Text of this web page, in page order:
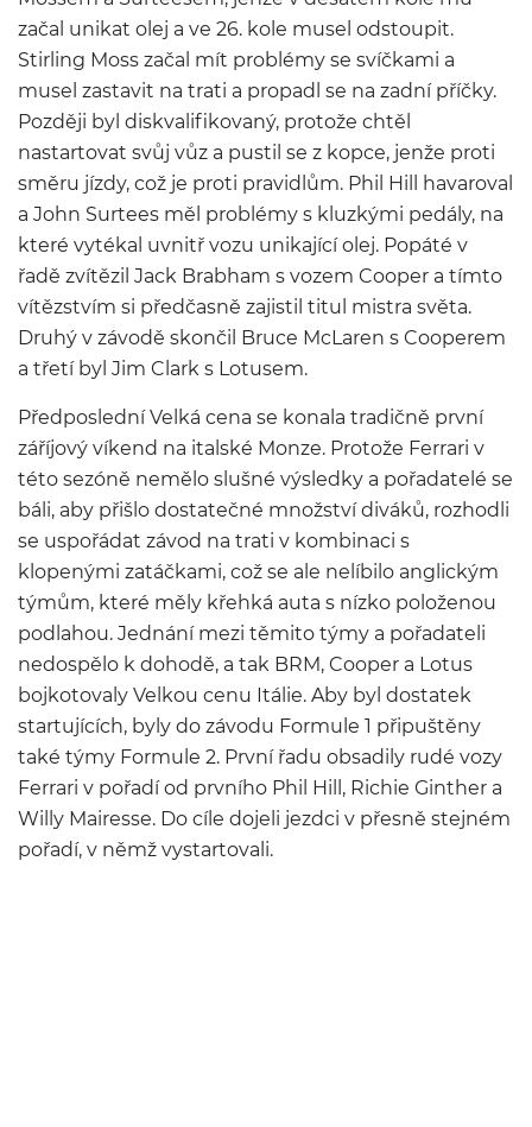
začal unikat olej a ve 26. kole musel odstoupit.
Stirling Moss začal mít problémy se svíčkami a
musel zastavit na trati a propadl se na zadní příčky.
Později byl diskvalifikovaný, protože chtěl
nastartovat svůj vůz a pustil se z kopce, jenže proti
směru jízdy, což je proti pravidlům. Phil Hill havaroval
a John Surtees měl problémy s kluzkými pedály, na
které vytékal uvnitř vozu unikající olej. Popáté v
řadě zvítězil Jack Brabham s vozem Cooper a tímto
vítězstvím si předčasně zajistil titul mistra světa.
Druhý v závodě skončil Bruce McLaren s Cooperem
a třetí byl Jim Clark s Lotusem.
Předposlední Velká cena se konala tradičně první
záříjový víkend na italské Monze. Protože Ferrari v
této sezóně nemělo slušné výsledky a pořadatelé se
báli, aby přišlo dostatečné množství diváků, rozhodli
se uspořádat závod na trati v kombinaci s
klopenými zatáčkami, což se ale nelíbilo anglickým
týmům, které měly křehká auta s nízko položenou
podlahou. Jednání mezi těmito týmy a pořadateli
nedospělo k dohodě, a tak BRM, Cooper a Lotus
bojkotovaly Velkou cenu Itálie. Aby byl dostatek
startujících, byly do závodu Formule 1 připuštěny
také týmy Formule 2. První řadu obsadily rudé vozy
Ferrari v pořadí od prvního Phil Hill, Richie Ginther a
Willy Mairesse. Do cíle dojeli jezdci v přesně stejném
pořadí, v němž vystartovali.